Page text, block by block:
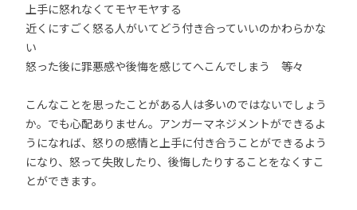
上手に怒れなくてモヤモヤする
近くにすごく怒る人がいてどう付き合っていいのかわらかな
い
怒った後に罪悪感や後悔を感じてへこんでしまう 等々
こんなことを思ったことがある人は多いのではないでしょう
か。でも心配ありません。アンガーマネジメントができるよ
うになれば、怒りの感情と上手に付き合うことができるよう
になり、怒って失敗したり、後悔したりすることをなくすこ
とができます。